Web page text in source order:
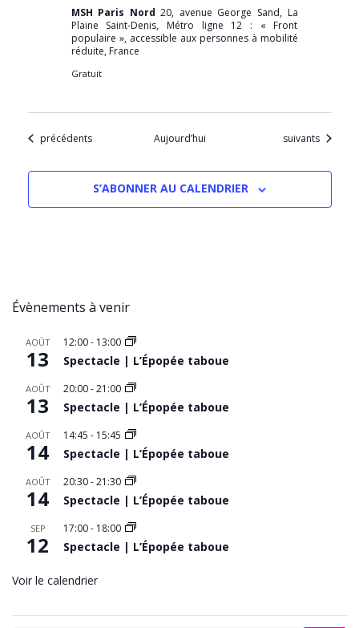
MSH Paris Nord20, avenue George Sand, La
Plaine Saint-Denis, Métro ligne 12 : « Front
populaire », accessible aux personnes à mobilité
réduite, France
Gratuit
Évènements
précédents Aujourd’hui Évènements
suivants
S’ABONNER AU CALENDRIER
Évènements à venir
AOÛT
13
12:00- 13:00
Spectacle | L’Épopée taboue
AOÛT
13
20:00-21:00
Spectacle | L’Épopée taboue
AOÛT
14
14:45 - 15:45
Spectacle | L’Épopée taboue
AOÛT
14
20:30-21:30
Spectacle | L’Épopée taboue
SEP
12
17:00- 18:00
Spectacle | L’Épopée taboue
Voir le calendrier